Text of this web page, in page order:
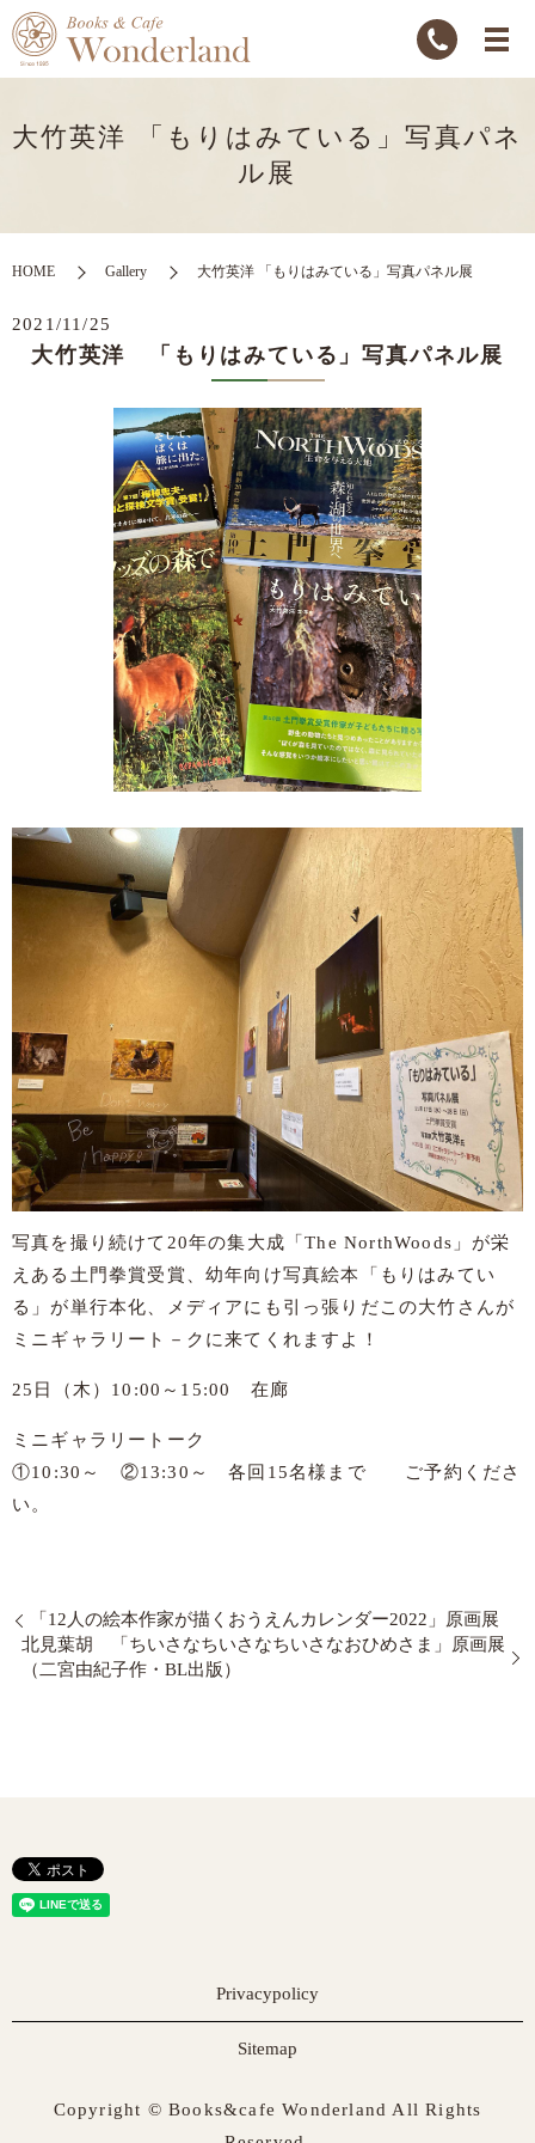
大竹英洋 「もりはみている」写真パネ
ル展
HOME Gallery 大竹英洋 「もりはみている」写真パネル展
2021/11/25
大竹英洋 「もりはみている」写真パネル展
写真を撮り続けて20年の集大成「The NorthWoods」が栄
えある土門拳賞受賞、幼年向け写真絵本「もりはみてい
る」が単行本化、メディアにも引っ張りだこの大竹さんが
ミニギャラリート－クに来てくれますよ！
25日（木）10:00～15:00 在廊
ミニギャラリートーク
①10:30～ ②13:30～ 各回15名様まで ご予約くださ
い。
「12人の絵本作家が描くおうえんカレンダー2022」原画展
北見葉胡 「ちいさなちいさなちいさなおひめさま」原画展
（二宮由紀子作・BL出版）
Privacypolicy
Sitemap
Copyright © Books&cafe Wonderland All Rights